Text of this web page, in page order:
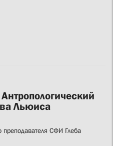
Льюиса
преподавателя СФИ Глеба